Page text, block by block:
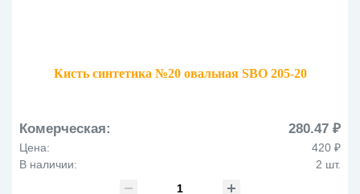
Кисть синтетика №20 овальная SBO 205-20
Комерческая: 280.47 ₽
Цена:
420 ₽
В наличии:
2 шт.